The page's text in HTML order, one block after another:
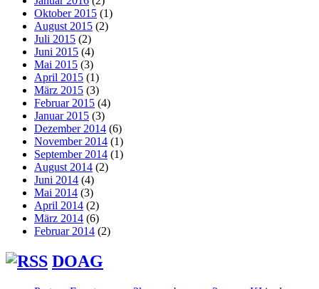
Oktober 2015 (1)
August 2015 (2)
Juli 2015 (2)
Juni 2015 (4)
Mai 2015 (3)
April 2015 (1)
März 2015 (3)
Februar 2015 (4)
Januar 2015 (3)
Dezember 2014 (6)
November 2014 (1)
September 2014 (1)
August 2014 (2)
Juni 2014 (4)
Mai 2014 (3)
April 2014 (2)
März 2014 (6)
Februar 2014 (2)
DOAG